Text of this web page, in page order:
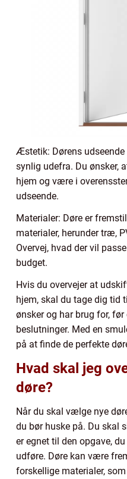
Æstetik: Dørens
synlig udefra. Du ønsker,
hjem og være i
udseende.
Materialer: Døre er
materialer, herunder træ,
Overvej, hvad der vil
budget.
Hvis du overvejer at
hjem, skal du tage dig tid
ønsker og har brug for,
beslutninger. Med en
på at finde de perfekte
Hvad skal jeg
døre?
Når du skal vælge nye
du bør huske på. Du skal
er egnet til den opgave,
udføre. Døre kan være
forskellige materialer,